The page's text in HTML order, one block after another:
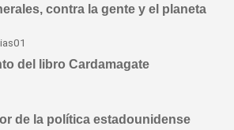
contra la gente y el planeta
del libro Cardamagate
de la política estadounidense